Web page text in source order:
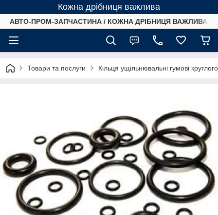
Кожна дрібниця важлива
АВТО-ПРОМ-ЗАПЧАСТИНА / КОЖНА ДРІБНИЦЯ ВАЖЛИВА /
Товари та послуги Кільця ущільнювальні гумові